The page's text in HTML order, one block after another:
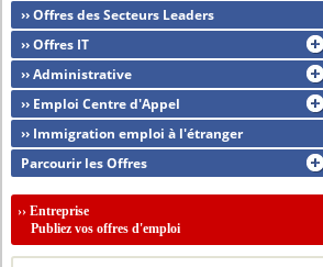
›› Offres des Secteurs Leaders
›› Offres IT
›› Administrative
›› Emploi Centre d'Appel
›› Immigration emploi à l'étranger
Parcourir les Offres
››Entreprise
Publiez vos offres d'emploi